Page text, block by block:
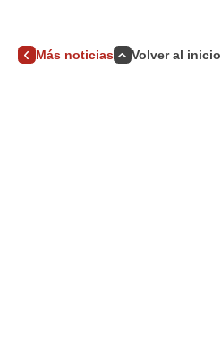
Más noticias Volver al inicio